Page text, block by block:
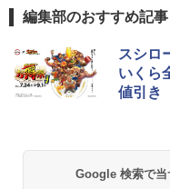
1
ブ
ー
キ
お
1
チ
食
￥
【
1
[山
暮
チ
付
編集部のおすすめ記事
スシロ
いくら
値引き
Google 検索で当